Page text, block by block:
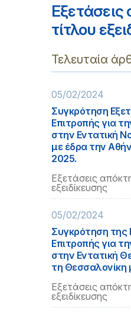
τίτλου
Τελευταία
05/02/2024
Συγκρότηση
Επιτροπής για
στην Εντατική
με έδρα την
2025.
Εξετάσεις
εξειδίκευσης
05/02/2024
Συγκρότηση της
Επιτροπής για
στην Εντατική
τη Θεσσαλονίκη
Εξετάσεις
εξειδίκευσης